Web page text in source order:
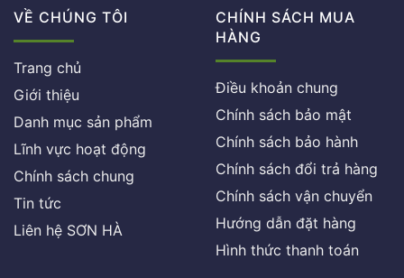
VỀ CHÚNG TÔI
Trang chủ
Giới thiệu
Danh mục sản phẩm
Lĩnh vực hoạt động
Chính sách chung
Tin tức
Liên hệ SƠN HÀ
CHÍNH SÁCH MUA
HÀNG
Điều khoản chung
Chính sách bảo mật
Chính sách bảo hành
Chính sách đổi trả hàng
Chính sách vận chuyển
Hướng dẫn đặt hàng
Hình thức thanh toán